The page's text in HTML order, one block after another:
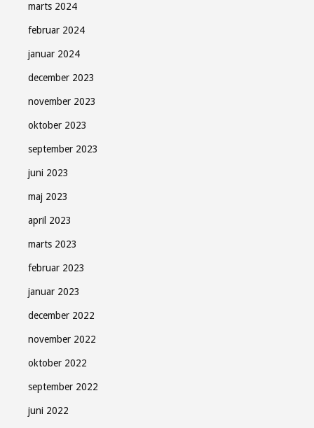
marts 2024
februar 2024
januar 2024
december 2023
november 2023
oktober 2023
september 2023
juni 2023
maj 2023
april 2023
marts 2023
februar 2023
januar 2023
december 2022
november 2022
oktober 2022
september 2022
juni 2022